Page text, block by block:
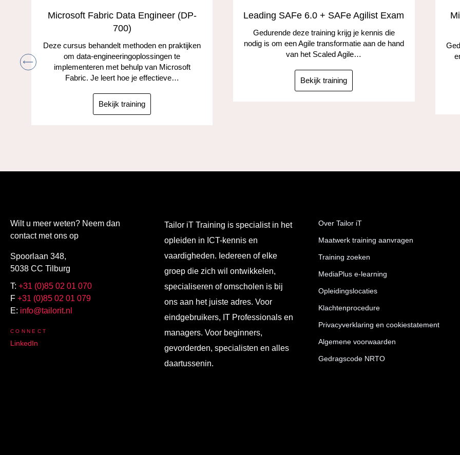
Microsoft Fabric Data Engineer (DP-
700)
Deze cursus behandelt methoden en praktijken
om data-engineeringoplossingen te
implementeren met behulp van Microsoft
Fabric. Je leert hoe je effectieve…
Bekijk training
Leading SAFe 6.0 + SAFe Agilist Exam
Gedurende deze training krijg je kennis die
nodig is om een Agile transformatie aan de hand
van het Scaled Agile…
Bekijk training
Wilt u meer weten? Neem dan
contact met ons op
Spoorlaan 348,
5038 CC Tilburg
T: +31 (0)85 02 01 070
F +31 (0)85 02 01 079
E: info@tailorit.nl
CONNECT
LinkedIn
Tailor iT Training is specialist in het
opleiden in ICT-kennis en
vaardigheden. Iedereen of elke
groep die zich wil ontwikkelen,
specialiseren of omscholen is bij
ons aan het juiste adres. Voor
eindgebruikers, IT Professionals en
managers. Voor beginners,
gevorderden, specialisten en alles
daartussenin.
Over Tailor iT
Maatwerk training aanvragen
Training zoeken
MediaPlus e-learning
Opleidingslocaties
Klachtenprocedure
Privacyverklaring en cookiestatement
Algemene voorwaarden
Gedragscode NRTO